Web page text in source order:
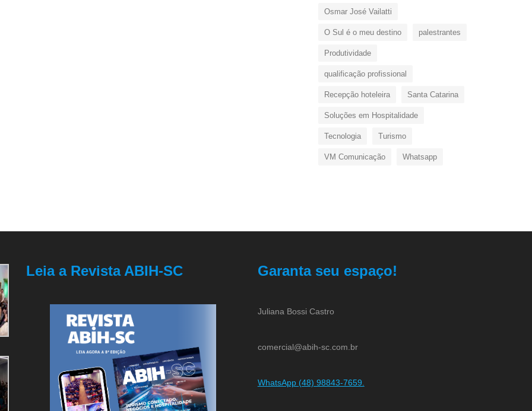
Osmar José Vailatti
O Sul é o meu destino palestrantes
Produtividade
qualificação profissional
Recepção hoteleira Santa Catarina
Soluções em Hospitalidade
Tecnologia Turismo
VM Comunicação Whatsapp
Leia a Revista ABIH-SC Garanta seu espaço!
Juliana Bossi Castro
comercial@abih-sc.com.br
WhatsApp (48) 98843-7659.